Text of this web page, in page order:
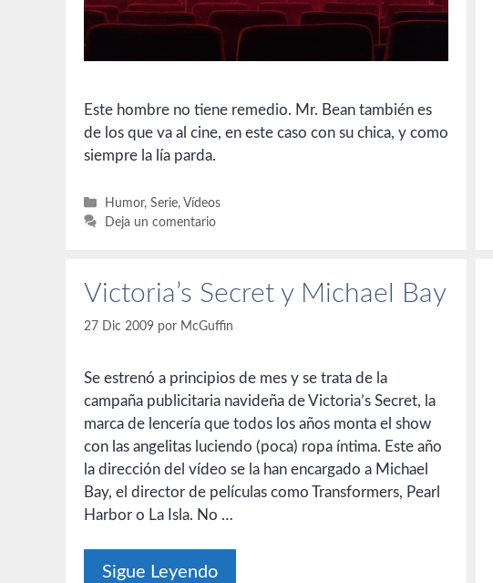
Este hombre no tiene remedio. Mr. Bean también es
de los que va al cine, en este caso con su chica, y como
siempre la lía parda.
Categorías
Humor,Serie,Vídeos
Deja un comentario
Victoria’s Secret y Michael Bay
27 Dic 2009 por McGuffin
Se estrenó a principios de mes y se trata de la
campaña publicitaria navideña de Victoria’s Secret, la
marca de lencería que todos los años monta el show
con las angelitas luciendo (poca) ropa íntima. Este año
la dirección del vídeo se la han encargado a Michael
Bay, el director de películas como Transformers, Pearl
Harbor o La Isla. No …
Sigue Leyendo